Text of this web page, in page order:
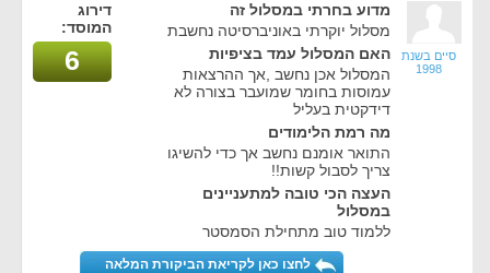
סיים בשנת
1998
מדוע בחרתי במסלול זה
מסלול יוקרתי באוניברסיטה נחשבת
האם המסלול עמד בציפיות
המסלול אכן נחשב ,אך ההרצאות
עמוסות בחומר שמועבר בצורה לא
דידקטית בעליל
מה רמת הלימודים
התואר אומנם נחשב אך כדי להשיגו
צריך לסבול קשות!!
העצה הכי טובה למתעניינים
במסלול
ללמוד טוב מתחילת הסמסטר
דירוג
המוסד:
6
לחצו כאן לקריאת הביקורת המלאה